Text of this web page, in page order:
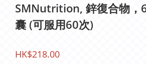
SMNutrition, 鋅復合物，
囊 (可服用60次)
HK$218.00